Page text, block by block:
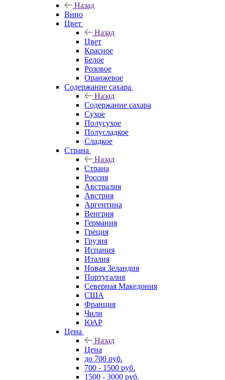
Назад
Вино
Цвет
Назад
Цвет
Красное
Белое
Розовое
Оранжевое
Содержание сахара
Назад
Содержание сахара
Сухое
Полусухое
Полусладкое
Сладкое
Страна
Назад
Страна
Россия
Австралия
Австрия
Аргентина
Венгрия
Германия
Греция
Грузия
Испания
Италия
Новая Зеландия
Португалия
Северная Македония
США
Франция
Чили
ЮАР
Цена
Назад
Цена
до 700 руб.
700 - 1500 руб.
1500 - 3000 руб.